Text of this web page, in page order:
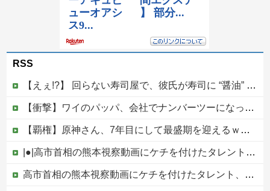
RSS
【えぇ!?】 回らない寿司屋で、彼氏が寿司に “醤油” つけてた→私「は？30にもなって、醤油つけるとか恥ずかしい！ドン引き！低レベル!! 回転寿司しか行ったことない人はこれだから…」
【衝撃】ワイのパッパ、会社でナンバーツーになった結果ｗｗｗｗｗｗｗｗｗｗ
【覇権】原神さん、7年目にして最盛期を迎えるｗｗｗｗｗｗｗｗｗｗ
|●|高市首相の熊本視察動画にケチを付けたタレント、「正体バレバレよな」と黒電話の呼び方であっさりと……
高市首相の熊本視察動画にケチを付けたタレント、「正体バレバレよな」と黒電話の呼び方であっさりと……他